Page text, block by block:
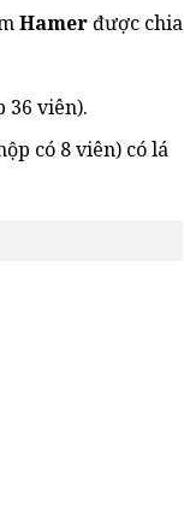
Hamerđược chia
36 viên).
có 8 viên) có lá